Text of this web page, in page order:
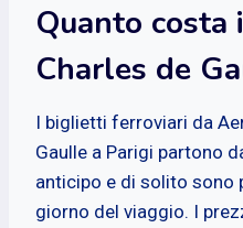
Quanto costa
Charles de
I biglietti ferroviari da
Gaulle a Parigi partono
anticipo e di solito sono
giorno del viaggio. I